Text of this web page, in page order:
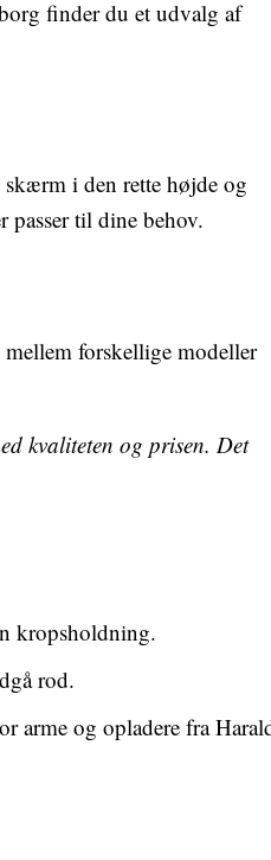
finder du et udvalg af
i den rette højde og
til dine behov.
forskellige modeller
kvaliteten og prisen. Det
kropsholdning.
rod.
arme og opladere fra